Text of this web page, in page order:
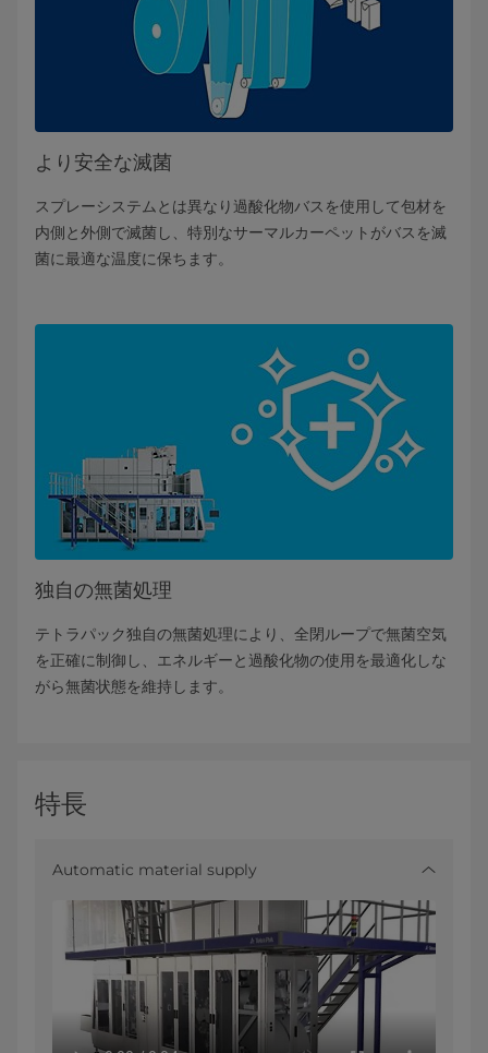
より安全な滅菌
スプレーシステムとは異なり過酸化物バスを使用して包材を
内側と外側で滅菌し、特別なサーマルカーペットがバスを滅
菌に最適な温度に保ちます。
独自の無菌処理
テトラパック独自の無菌処理により、全閉ループで無菌空気
を正確に制御し、エネルギーと過酸化物の使用を最適化しな
がら無菌状態を維持します。
特長
Automatic material supply